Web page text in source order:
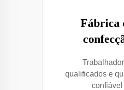
Fábrica
qualificados e
confiável